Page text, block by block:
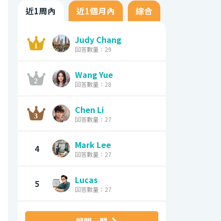
近1周內 近1個月內 綜合
Judy Chang
回答數量：29
Wang Yue
回答數量：28
Chen Li
回答數量：27
4 Mark Lee
回答數量：27
5 Lucas
回答數量：27